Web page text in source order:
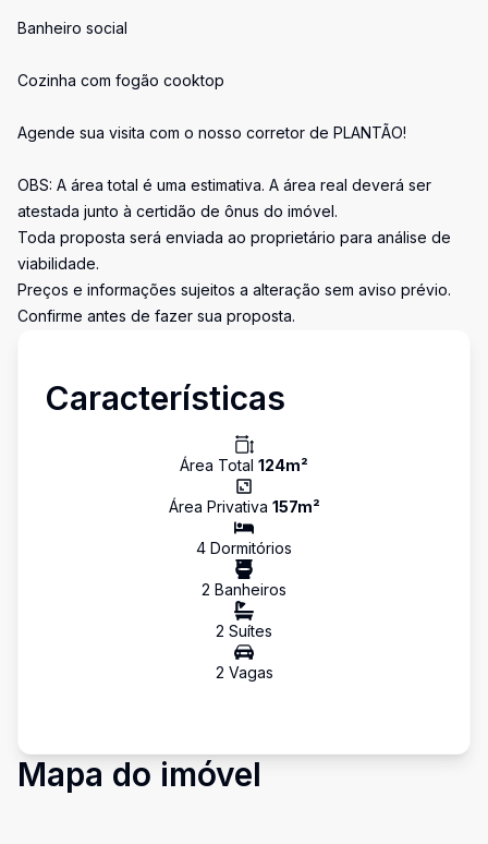
Banheiro social
Cozinha com fogão cooktop
Agende sua visita com o nosso corretor de PLANTÃO!
OBS: A área total é uma estimativa. A área real deverá ser
atestada junto à certidão de ônus do imóvel.
Toda proposta será enviada ao proprietário para análise de
viabilidade.
Preços e informações sujeitos a alteração sem aviso prévio.
Confirme antes de fazer sua proposta.
Características
Área Total 124m²
Área Privativa 157m²
4 Dormitórios
2 Banheiros
2 Suítes
2 Vagas
Mapa do imóvel